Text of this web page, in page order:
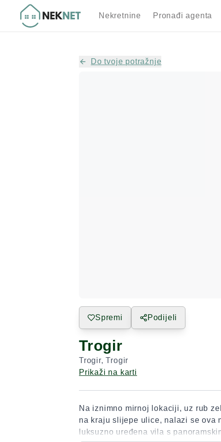
Nekretnine Pronađi agenta
Do tvoje potražnje
Spremi Podijeli
Trogir
Trogir,Trogir
Prikaži na karti
Na iznimno mirnoj lokaciji, uz rub
na kraju slijepe ulice, nalazi se ova
luksuzno uređena vila s